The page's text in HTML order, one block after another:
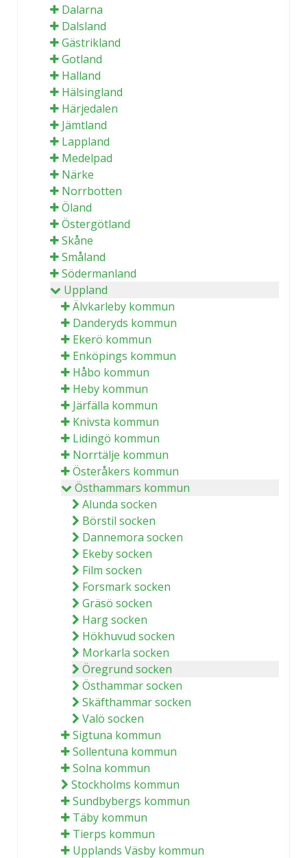
Dalarna
Dalsland
Gästrikland
Gotland
Halland
Hälsingland
Härjedalen
Jämtland
Lappland
Medelpad
Närke
Norrbotten
Öland
Östergötland
Skåne
Småland
Södermanland
Uppland
Älvkarleby kommun
Danderyds kommun
Ekerö kommun
Enköpings kommun
Håbo kommun
Heby kommun
Järfälla kommun
Knivsta kommun
Lidingö kommun
Norrtälje kommun
Österåkers kommun
Östhammars kommun
Alunda socken
Börstil socken
Dannemora socken
Ekeby socken
Film socken
Forsmark socken
Gräsö socken
Harg socken
Hökhuvud socken
Morkarla socken
Öregrund socken
Östhammar socken
Skäfthammar socken
Valö socken
Sigtuna kommun
Sollentuna kommun
Solna kommun
Stockholms kommun
Sundbybergs kommun
Täby kommun
Tierps kommun
Upplands Väsby kommun